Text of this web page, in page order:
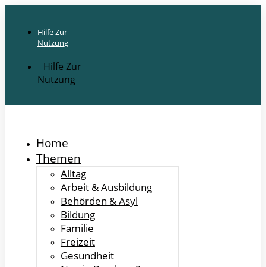
Hilfe Zur
Nutzung
Hilfe Zur
Nutzung
Home
Themen
Alltag
Arbeit & Ausbildung
Behörden & Asyl
Bildung
Familie
Freizeit
Gesundheit